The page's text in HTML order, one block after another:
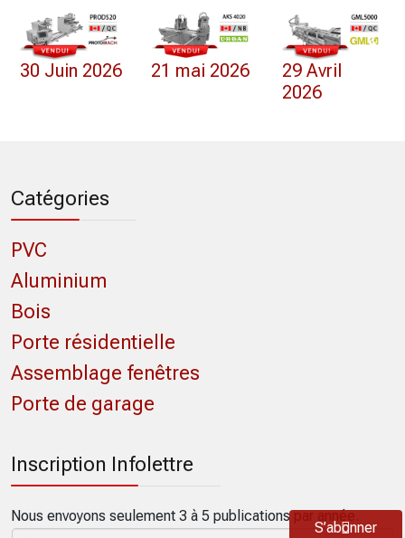
30 Juin 2026 21 mai 2026
29 Avril
2026
Catégories
PVC
Aluminium
Bois
Porte résidentielle
Assemblage fenêtres
Porte de garage
Inscription Infolettre
Nous envoyons seulement 3 à 5 publications par année.
S’abonner